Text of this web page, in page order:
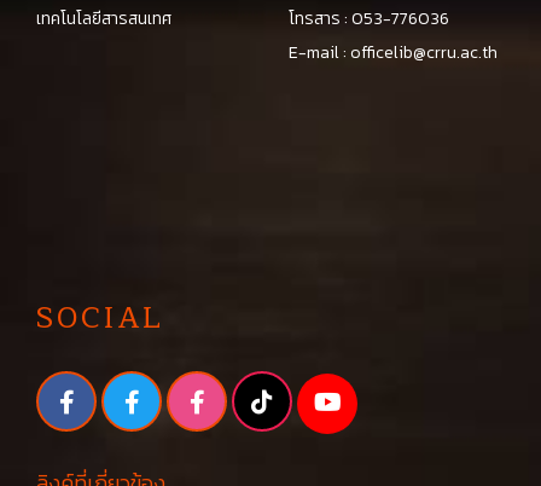
เทคโนโลยีสารสนเทศ
โทรสาร : 053-776036
E-mail :officelib@crru.ac.th
SOCIAL